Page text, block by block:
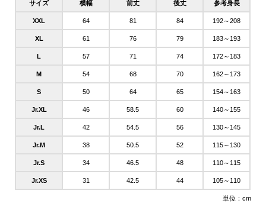
サイズ 横幅 前丈 後丈 参考身長
XXL 64 81 84 192～208
XL 61 76 79 183～193
L 57 71 74 172～183
M 54 68 70 162～173
S 50 64 65 154～163
Jr.XL 46 58.5 60 140～155
Jr.L 42 54.5 56 130～145
Jr.M 38 50.5 52 115～130
Jr.S 34 46.5 48 110～115
Jr.XS 31 42.5 44 105～110
単位：cm